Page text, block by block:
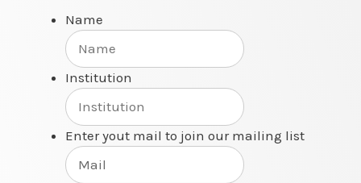
Name
Institution
Enter yout mail to join our mailing list